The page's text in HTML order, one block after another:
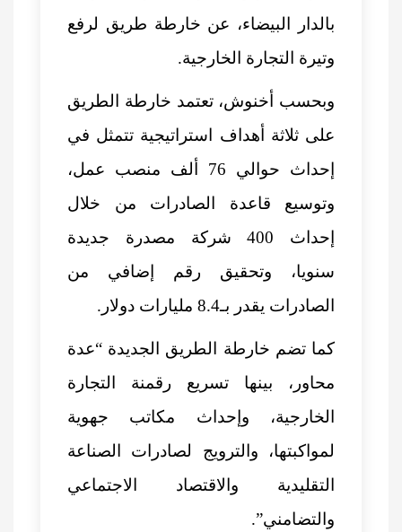
بالدار البيضاء، عن خارطة طريق لرفع
وتيرة التجارة الخارجية.
وبحسب أخنوش، تعتمد خارطة الطريق
على ثلاثة أهداف استراتيجية تتمثل في
إحداث حوالي 76 ألف منصب عمل،
وتوسيع قاعدة الصادرات من خلال
إحداث 400 شركة مصدرة جديدة
سنويا، وتحقيق رقم إضافي من
الصادرات يقدر بـ8.4 مليارات دولار.
كما تضم خارطة الطريق الجديدة “عدة
محاور، بينها تسريع رقمنة التجارة
الخارجية، وإحداث مكاتب جهوية
لمواكبتها، والترويج لصادرات الصناعة
التقليدية والاقتصاد الاجتماعي
والتضامني”.